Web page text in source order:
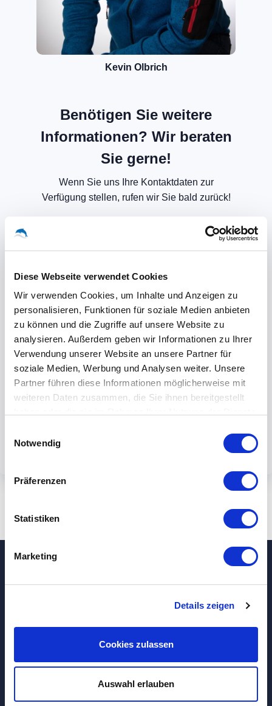
Diese Webseite verwendet Cookies
Wir verwenden Cookies, um Inhalte und Anzeigen zu
personalisieren, Funktionen für soziale Medien anbieten
zu können und die Zugriffe auf unsere Website zu
analysieren. Außerdem geben wir Informationen zu Ihrer
Verwendung unserer Website an unsere Partner für
soziale Medien, Werbung und Analysen weiter. Unsere
Partner führen diese Informationen möglicherweise mit
weiteren Daten zusammen, die Sie ihnen bereitgestellt
Notwendig
Präferenzen
Statistiken
Marketing
Details zeigen
Cookies zulassen
Auswahl erlauben
Kevin Olbrich
Benötigen Sie weitere
Informationen? Wir beraten
Sie gerne!
Wenn Sie uns Ihre Kontaktdaten zur
Verfügung stellen, rufen wir Sie bald zurück!
Mit dem Absenden des Formulars
akzeptieren Sie unsere
Datenschutzbestimmungen.
Hauptverwaltung / Rechenzentrum
42389 Wuppertal